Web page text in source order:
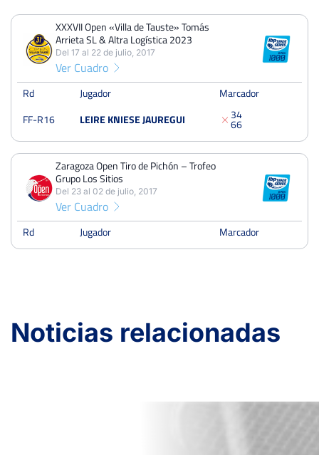
PERDIDOSPARTIDOSGANADOS
2 2 0
PERDIDOS SETS
4
PERDIDOS JUEGOS GANADOS
24 35 11
XXXVII Open «Villa de Tauste» Tomás Arrieta SL & Altra
Logística 2023
Del 17 al 22 de julio, 2017
Dieciseisavos
Dura
Octavos
Tierra
XXXVII Open «Villa de Tauste» Tomás
Arrieta SL & Altra Logística 2023
Del 17 al 22 de julio, 2017
Ver Cuadro
Rd Jugador
Marcador
FF-R16
LEIRE KNIESE JAUREGUI 3
6
4
6
Zaragoza Open Tiro de Pichón – Trofeo
Grupo Los Sitios
Del 23 al 02 de julio, 2017
Ver Cuadro
Rd Jugador Marcador
Noticias relacionadas